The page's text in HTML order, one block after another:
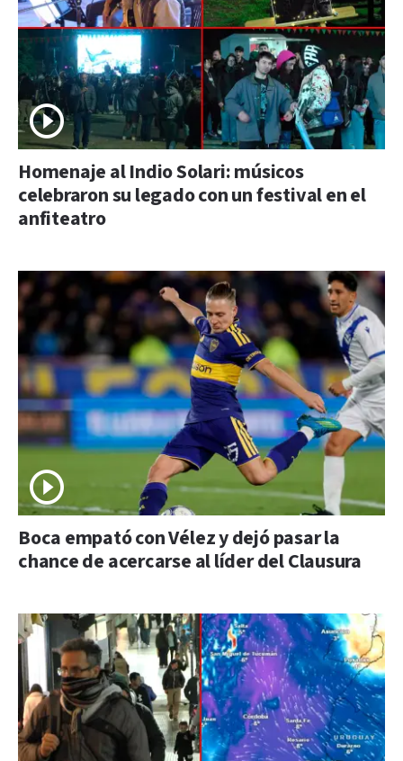
Homenaje al Indio Solari: músicos
celebraron su legado con un festival en el
anfiteatro
Boca empató con Vélez y dejó pasar la
chance de acercarse al líder del Clausura